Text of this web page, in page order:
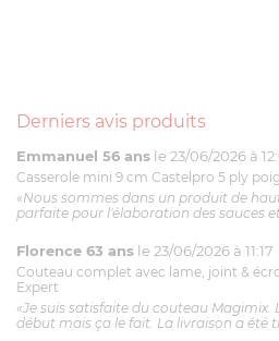
Derniers avis produits
Emmanuel 56 ans le 23/06/2026 à
Casserole mini 9 cm Castelpro 5 ply
«Nous sommes dans un produit de
parfaite pour l'élaboration des sauces
Florence 63 ans le 23/06/2026 à 11:17
Couteau complet avec lame, joint &
Expert
«Je suis satisfaite du couteau Magimix.
début mais ça le fait. La livraison a été